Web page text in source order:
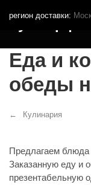
регион доставки:
Кутья.рф
Еда и
обеды
Кулинария
Предлагаем блюда
Заказанную еду и
презентабельную